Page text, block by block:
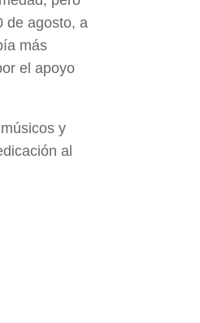
de agosto, a
más
el apoyo
y
al